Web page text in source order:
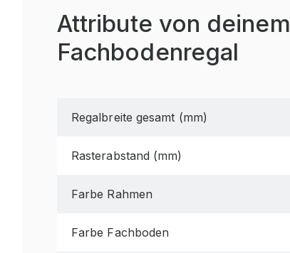
Attribute von deinem
Fachbodenregal
Regalbreite gesamt (mm)
Rasterabstand (mm)
Farbe Rahmen
Farbe Fachboden